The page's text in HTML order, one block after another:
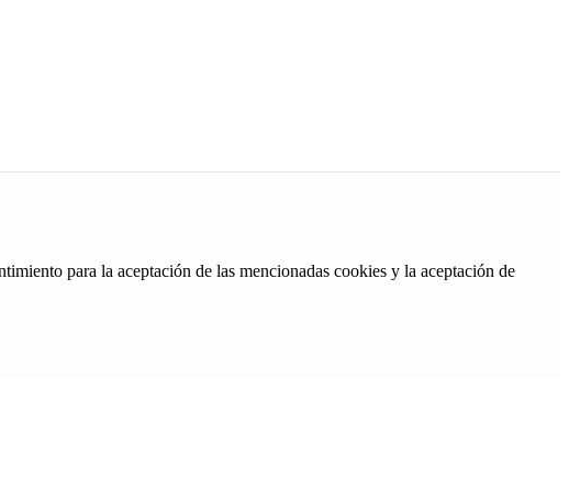
para la aceptación de las mencionadas cookies y la aceptación de